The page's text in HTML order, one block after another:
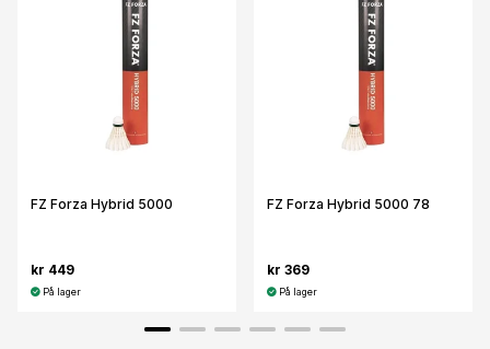
FZ Forza Hybrid 5000
kr 449
På lager
FZ Forza Hybrid 5000 78
kr 369
På lager